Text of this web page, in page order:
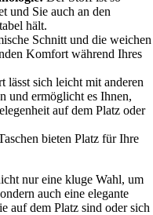
und Sie auch an den
hält.
Schnitt und die weichen
Komfort während Ihres
lässt sich leicht mit anderen
und ermöglicht es Ihnen,
auf dem Platz oder
bieten Platz für Ihre
nur eine kluge Wahl, um
auch eine elegante
auf dem Platz sind oder sich